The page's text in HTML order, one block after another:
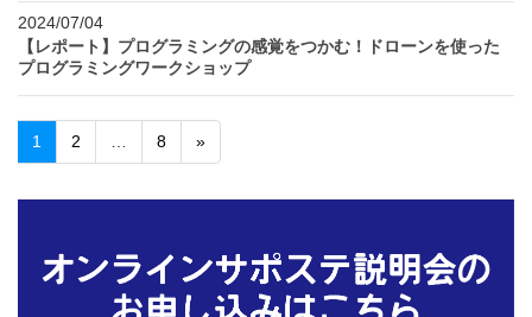
2024/07/04
【レポート】プログラミングの感覚をつかむ！ドローンを使った
プログラミングワークショップ
1 2 … 8 »